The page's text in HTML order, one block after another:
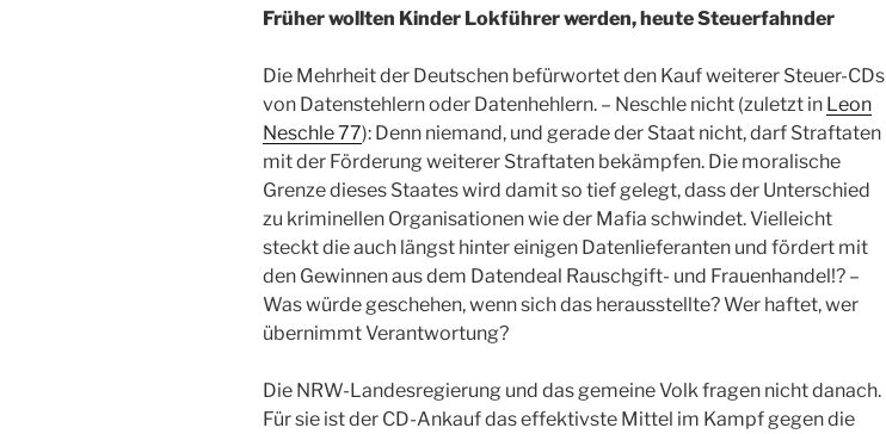
Früher wollten Kinder Lokführer werden, heute Steuerfahnder
Die Mehrheit der Deutschen befürwortet den Kauf weiterer Steuer-CDs
von Datenstehlern oder Datenhehlern. – Neschle nicht (zuletzt in Leon
Neschle 77): Denn niemand, und gerade der Staat nicht, darf Straftaten
mit der Förderung weiterer Straftaten bekämpfen. Die moralische
Grenze dieses Staates wird damit so tief gelegt, dass der Unterschied
zu kriminellen Organisationen wie der Mafia schwindet. Vielleicht
steckt die auch längst hinter einigen Datenlieferanten und fördert mit
den Gewinnen aus dem Datendeal Rauschgift- und Frauenhandel!? –
Was würde geschehen, wenn sich das herausstellte? Wer haftet, wer
übernimmt Verantwortung?
Die NRW-Landesregierung und das gemeine Volk fragen nicht danach.
Für sie ist der CD-Ankauf das effektivste Mittel im Kampf gegen die